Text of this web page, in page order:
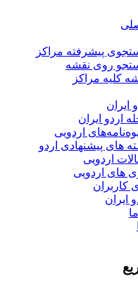
پیشرفته مراکز
روی نقشه
کلیه مراکز
ایران
اردو ایران
اردویی
های پیشنهادی اردو
اردویی
های اردویی
کاربران
ایران